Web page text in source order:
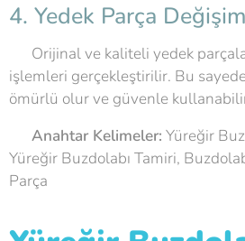
4. Yedek Parça
🔩 Orijinal ve kaliteli yedek
işlemleri gerçekleştirilir. Bu sayede
ömürlü olur ve güvenle
Anahtar Kelimeler: Yüreğir
Yüreğir Buzdolabı Tamiri,
Parça